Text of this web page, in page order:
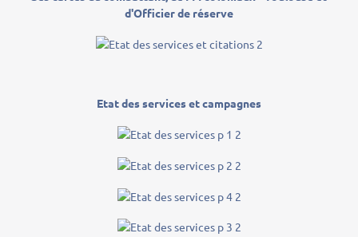
d'Officier de réserve
Etat des services et campagnes